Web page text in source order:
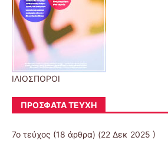
ΙΛΙΟΣΠΟΡΟΙ
ΠΡΌΣΦΑΤΑ ΤΕΎΧΗ
7ο τεύχος (18 άρθρα) (22 Δεκ 2025 )